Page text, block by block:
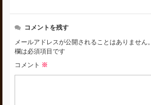
コメントを残す
メールアドレスが公開されることはありません。
欄は必須項目です
コメント ※